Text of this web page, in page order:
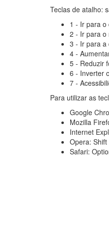
Teclas de atalho:
1 - Ir para o
2 - Ir para o
3 - Ir para a
4 -
5 - Reduzir
6 - Inverter
7 -
Para utilizar as
Google
Mozilla
Internet
Opera:
Safari: